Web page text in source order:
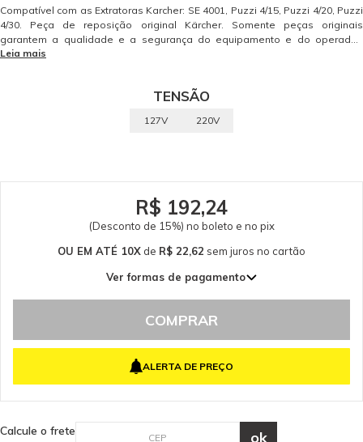
Compatível com as Extratoras Karcher: SE 4001, Puzzi 4/15, Puzzi 4/20, Puzzi
4/30. Peça de reposição original Kärcher. Somente peças originais
garantem a qualidade e a segurança do equipamento e do operador.
Caso tenha dúvidas consulte-nos. Itens Inclusos 01 Bomba de Vibração
Leia mais
TENSÃO
127V 220V
R$ 192,24
(Desconto de 15%) no boleto e no pix
OU EM ATÉ 10X de R$ 22,62 sem juros no cartão
Ver formas de pagamento
2x de R$ 113,08 sem juros
5x de R$ 45,23 sem juros
8x de R$ 28,27 sem juros
COMPRAR
ALERTA DE PREÇO
Calcule o frete